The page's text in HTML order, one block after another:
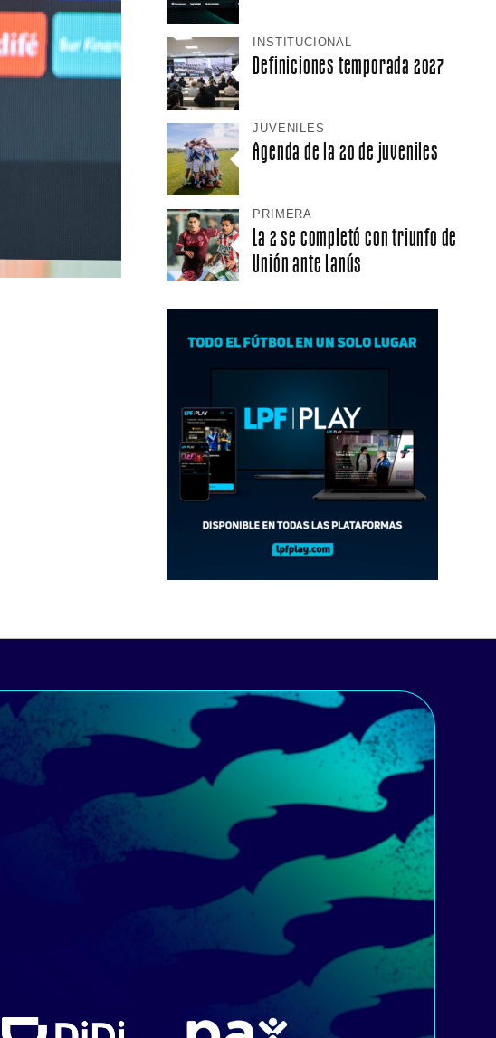
INSTITUCIONAL
Definiciones temporada 2027
JUVENILES
Agenda de la 20 de juveniles
PRIMERA
La 2 se completó con triunfo de
Unión ante Lanús